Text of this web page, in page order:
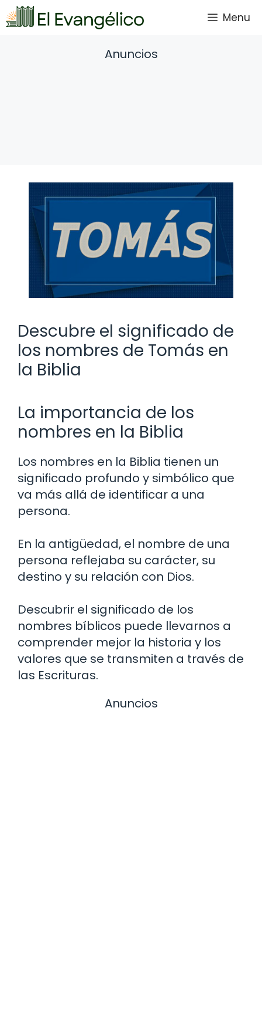
Saltar
al
Menu
Anuncios
Descubre el significado de
los nombres de Tomás en
la Biblia
La importancia de los
nombres en la Biblia
Los nombres en la Biblia tienen un
significado profundo y simbólico que
va más allá de identificar a una
persona.
En la antigüedad, el nombre de una
persona reflejaba su carácter, su
destino y su relación con Dios.
Descubrir el significado de los
nombres bíblicos puede llevarnos a
comprender mejor la historia y los
valores que se transmiten a través de
las Escrituras.
Anuncios